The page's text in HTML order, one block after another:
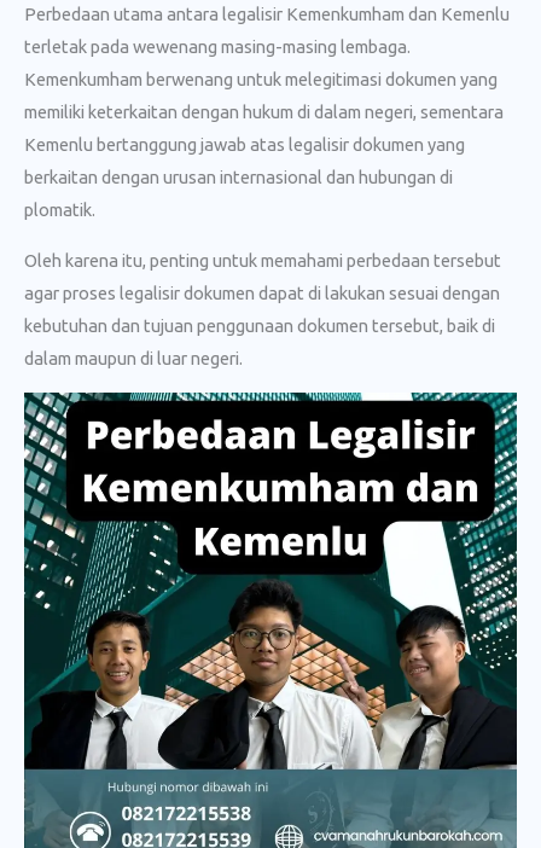
Perbedaan utama antara legalisir Kemenkumham dan Kemenlu
terletak pada wewenang masing-masing lembaga.
Kemenkumham berwenang untuk melegitimasi dokumen yang
memiliki keterkaitan dengan hukum di dalam negeri, sementara
Kemenlu bertanggung jawab atas legalisir dokumen yang
berkaitan dengan urusan internasional dan hubungan di
plomatik.
Oleh karena itu, penting untuk memahami perbedaan tersebut
agar proses legalisir dokumen dapat di lakukan sesuai dengan
kebutuhan dan tujuan penggunaan dokumen tersebut, baik di
dalam maupun di luar negeri.